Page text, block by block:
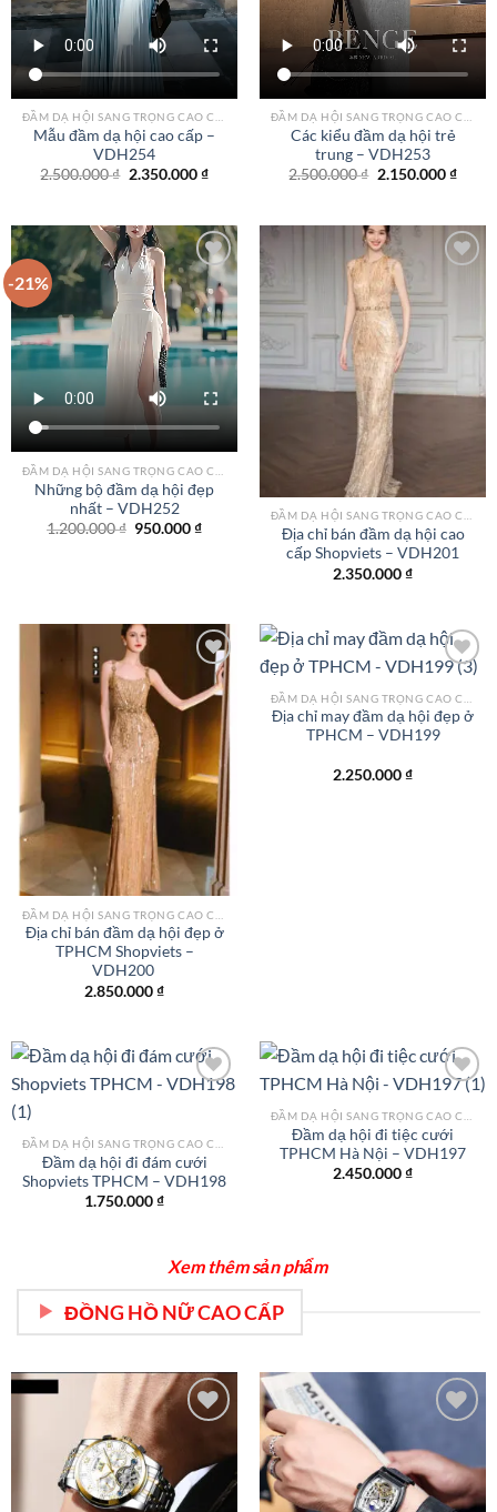
Mẫu đầm dạ hội cao cấp –
VDH254
2.500.000₫ Giá
2.350.000₫Giá
2.350.000 ₫.
Các kiểu đầm dạ hội trẻ
trung – VDH253
2.500.000₫ Giá
2.150.000₫Giá
-21%
Add to
wishlist
Những bộ đầm dạ hội đẹp
nhất – VDH252
1.200.000₫ Giá
950.000₫Giá
Add to
wishlist
ĐẦM DẠ HỘI SANG TRỌNG CAO CẤP TPHCM
Địa chỉ bán đầm dạ hội cao
cấp Shopviets – VDH201
2.350.000₫
Add to
wishlist
Địa chỉ bán đầm dạ hội đẹp ở
TPHCM Shopviets –
VDH200
2.850.000₫
Add to
wishlist
Địa chỉ may đầm dạ hội đẹp ở
TPHCM – VDH199
2.250.000₫
wishlist
Đầm dạ hội đi đám cưới
Shopviets TPHCM – VDH198
1.750.000₫
Add to
wishlist
Đầm dạ hội đi tiệc cưới
TPHCM Hà Nội – VDH197
2.450.000₫
Xem thêm sản phẩm
ĐỒNG HỒ NỮ CAO CẤP
Add to
wishlist
Add to
wishlist